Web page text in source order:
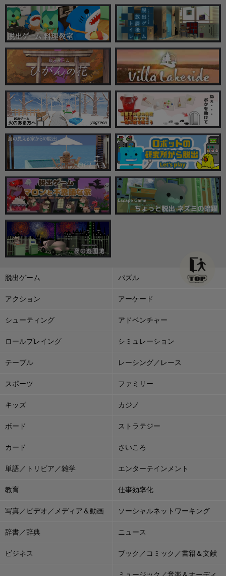
脱出ゲーム パズル
アクション アーケード
シューティング アドベンチャー
ロールプレイング シミュレーション
テーブル レーシング／レース
スポーツ ファミリー
キッズ カジノ
ボード ストラテジー
カード さいころ
単語／トリビア／雑学 エンターテインメント
教育 仕事効率化
写真／ビデオ／メディア＆動画 ソーシャルネットワーキング
辞書／辞典 ニュース
ビジネス ブック／コミック／書籍＆文献